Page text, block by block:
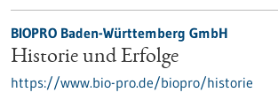
BIOPRO Baden-Württemberg GmbH
Historie und Erfolge
https://www.bio-pro.de/biopro/historie